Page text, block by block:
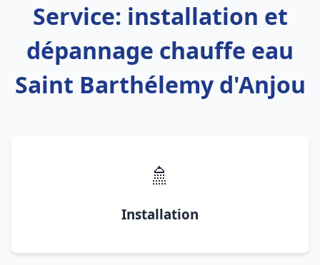
Service: installation et
dépannage chauffe eau
Saint Barthélemy d'Anjou
🚿
Installation